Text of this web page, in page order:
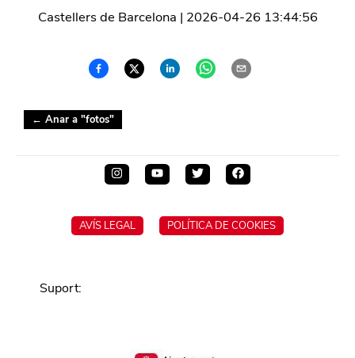
Castellers de Barcelona | 2026-04-26 13:44:56
← Anar a "fotos"
AVÍS LEGAL POLÍTICA DE COOKIES
Suport: